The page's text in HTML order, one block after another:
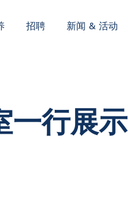
招聘 新闻 & 活动
一行展示